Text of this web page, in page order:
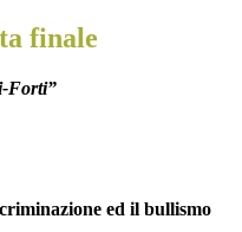
finale
Forti”
ed il bullismo